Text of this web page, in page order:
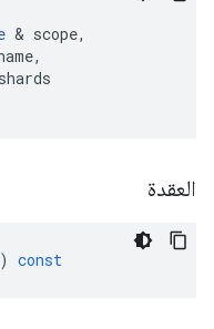
& scope,
,
العقدة
const